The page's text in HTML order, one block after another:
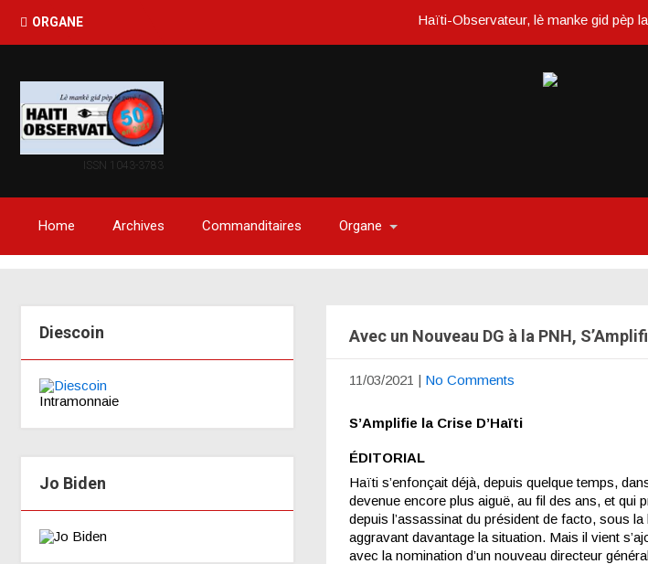
ORGANE Haïti-Observateur, lè manke gid pèp la
ISSN 1043-3783
Home Archives Commanditaires Organe
Diescoin
Intramonnaie
Jo Biden
Avec un Nouveau DG à la PNH,
11/03/2021 | No Comments
S’Amplifie la Crise D’Haïti
ÉDITORIAL
Haïti s’enfonçait déjà, depuis quelque temps,
devenue encore plus aiguë, au fil des ans, et qui
depuis l’assassinat du président de facto, sous
aggravant davantage la situation. Mais il vient
avec la nomination d’un nouveau directeur